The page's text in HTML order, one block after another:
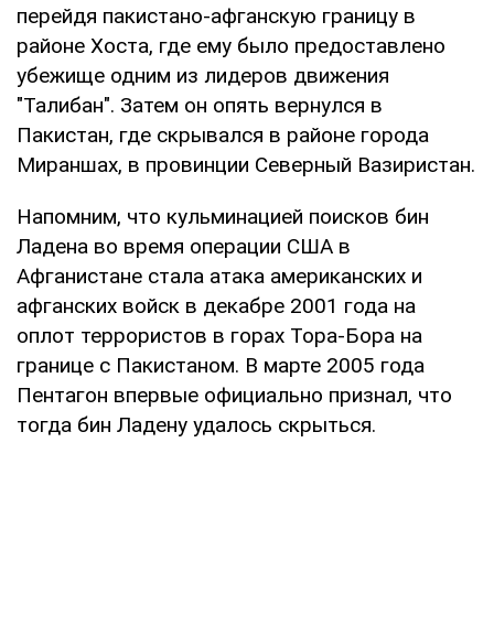
перейдя пакистано-афганскую границу в
районе Хоста, где ему было предоставлено
убежище одним из лидеров движения
"Талибан". Затем он опять вернулся в
Пакистан, где скрывался в районе города
Мираншах, в провинции Северный Вазиристан.
Напомним, что кульминацией поисков бин
Ладена во время операции США в
Афганистане стала атака американских и
афганских войск в декабре 2001 года на
оплот террористов в горах Тора-Бора на
границе с Пакистаном. В марте 2005 года
Пентагон впервые официально признал, что
тогда бин Ладену удалось скрыться.